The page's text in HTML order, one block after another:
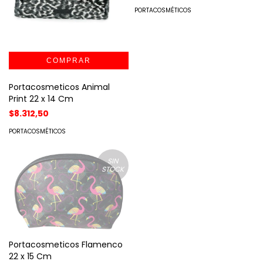
Portacosmeticos Animal
Print 22 x 14 Cm
$8.312,50
PORTACOSMÉTICOS
PORTACOSMÉTICOS
SIN
STOCK
Portacosmeticos Flamenco
22 x 15 Cm